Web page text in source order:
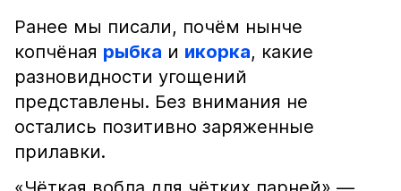
Ранее мы писали, почём нынче
копчёная рыбка и икорка, какие
разновидности угощений
представлены. Без внимания не
остались позитивно заряженные
прилавки.